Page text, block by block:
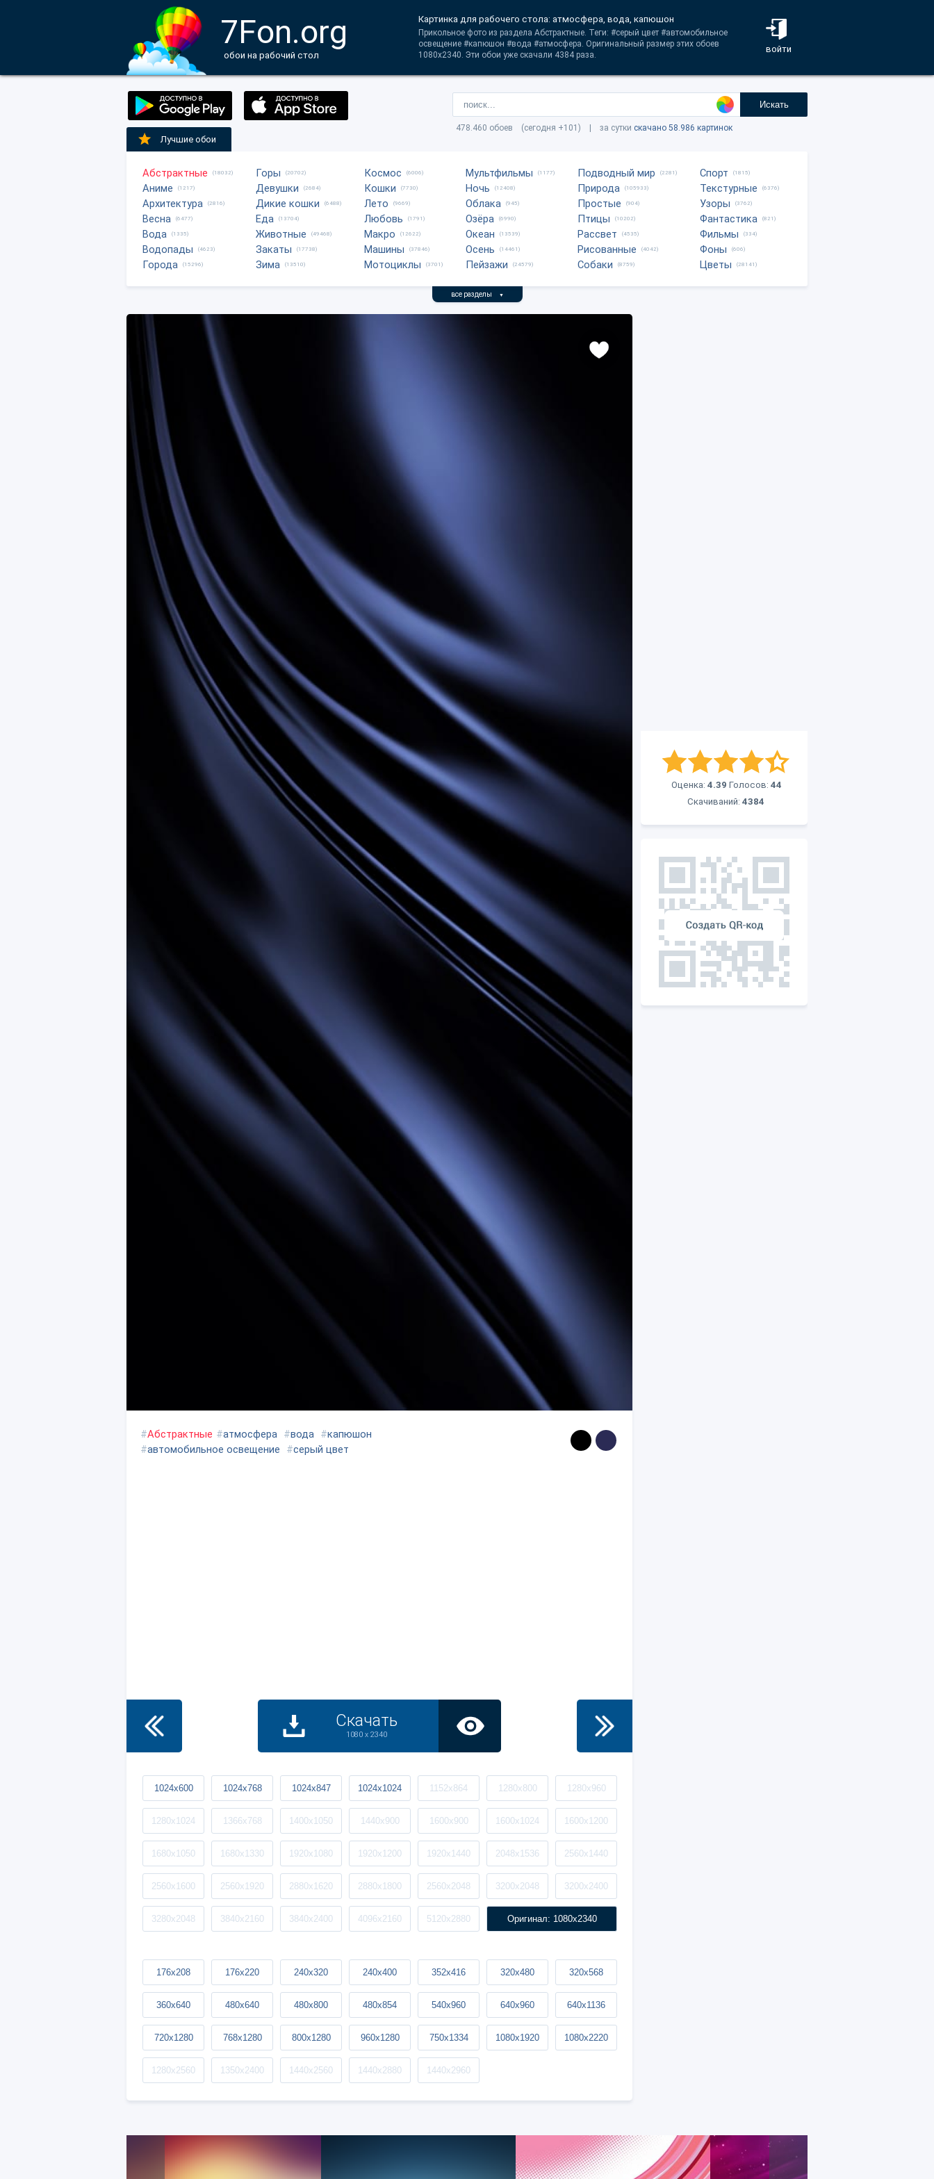
7Fon.org
обои на рабочий стол
войти
Картинка для рабочего стола: атмосфера, вода, капюшон
Прикольное фото из раздела Абстрактные. Теги: #серый цвет #автомобильное
освещение #капюшон #вода #атмосфера. Оригинальный размер этих обоев
1080x2340. Эти обои уже скачали 4384 раза.
Искать
478.460 обоев (сегодня +101) | за сутки скачано 58.986 картинок
Лучшие обои
Абстрактные (18032)
Аниме (1217)
Архитектура (2816)
Весна (6477)
Вода (1335)
Водопады (4623)
Города (15296)
Горы (20702)
Девушки (2684)
Дикие кошки (6488)
Еда (13704)
Животные (49468)
Закаты (17738)
Зима (13510)
Космос (6006)
Кошки (7730)
Лето (9669)
Любовь (1791)
Макро (12622)
Машины (37846)
Мотоциклы (3701)
Мультфильмы (1177)
Ночь (12408)
Облака (945)
Озёра (6990)
Океан (13539)
Осень (14461)
Пейзажи (24579)
Подводный мир (2281)
Природа (105933)
Простые (904)
Птицы (10202)
Рассвет (4535)
Рисованные (4042)
Собаки (8759)
Спорт (1815)
Текстурные (6376)
Узоры (3762)
Фантастика (821)
Фильмы (334)
Фоны (606)
Цветы (28141)
все разделы ▼
Оценка: 4.39 Голосов: 44
Скачиваний: 4384
#Абстрактные #атмосфера #вода #капюшон
#автомобильное освещение #серый цвет
Скачать
1080 x 2340
1024x600 1024x768 1024x847 1024x1024 1152x864 1280x800 1280x960
1280x1024 1366x768 1400x1050 1440x900 1600x900 1600x1024 1600x1200
1680x1050 1680x1330 1920x1080 1920x1200 1920x1440 2048x1536 2560x1440
2560x1600 2560x1920 2880x1620 2880x1800 2560x2048 3200x2048 3200x2400
3280x2048 3840x2160 3840x2400 4096x2160 5120x2880 Оригинал: 1080x2340
176x208 176x220 240x320 240x400 352x416 320x480 320x568
360x640 480x640 480x800 480x854 540x960 640x960 640x1136
720x1280 768x1280 800x1280 960x1280 750x1334 1080x1920 1080x2220
1280x2560 1350x2400 1440x2560 1440x2880 1440x2960